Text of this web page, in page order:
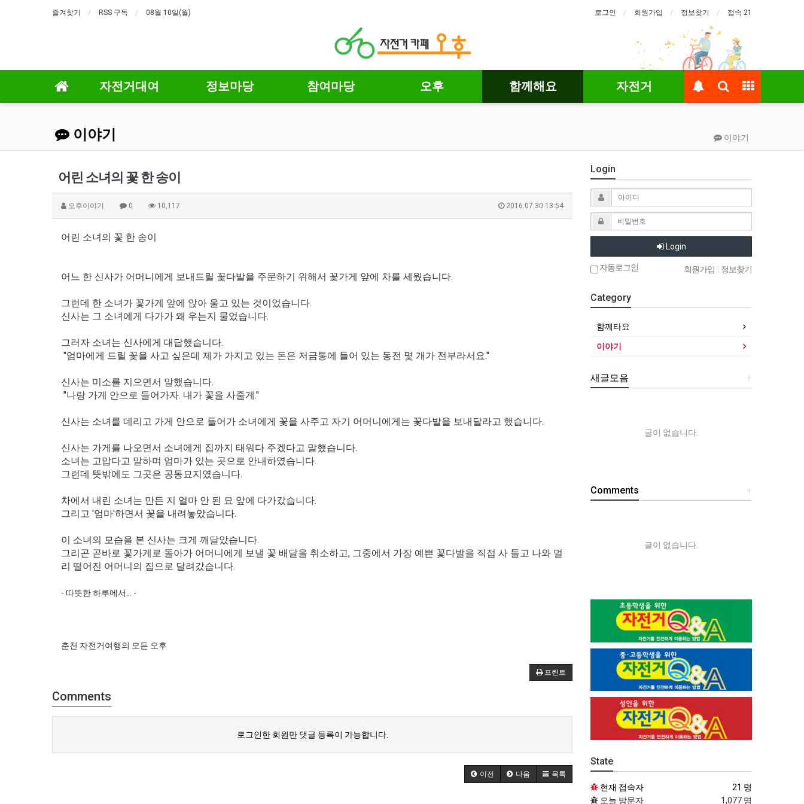
즐겨찾기 RSS 구독 08월 10일(월) 로그인 회원가입 정보찾기 접속 21
자전거대여 정보마당 참여마당 오후 함께해요 자전거
이야기 이야기
어린 소녀의 꽃 한 송이
오후이야기 0 10,117 2016.07.30 13:54
어린 소녀의 꽃 한 송이
어느 한 신사가 어머니에게 보내드릴 꽃다발을 주문하기 위해서 꽃가게 앞에 차를 세웠습니다.
그런데 한 소녀가 꽃가게 앞에 앉아 울고 있는 것이었습니다.
신사는 그 소녀에게 다가가 왜 우는지 물었습니다.
그러자 소녀는 신사에게 대답했습니다.
"엄마에게 드릴 꽃을 사고 싶은데 제가 가지고 있는 돈은 저금통에 들어 있는 동전 몇 개가 전부라서요."
신사는 미소를 지으면서 말했습니다.
"나랑 가게 안으로 들어가자. 내가 꽃을 사줄게."
신사는 소녀를 데리고 가게 안으로 들어가 소녀에게 꽃을 사주고 자기 어머니에게는 꽃다발을 보내달라고 했습니다.
신사는 가게를 나오면서 소녀에게 집까지 태워다 주겠다고 말했습니다.
소녀는 고맙다고 말하며 엄마가 있는 곳으로 안내하였습니다.
그런데 뜻밖에도 그곳은 공동묘지였습니다.
차에서 내린 소녀는 만든 지 얼마 안 된 묘 앞에 다가갔습니다.
그리고 '엄마'하면서 꽃을 내려놓았습니다.
이 소녀의 모습을 본 신사는 크게 깨달았습니다.
그리곤 곧바로 꽃가게로 돌아가 어머니에게 보낼 꽃 배달을 취소하고, 그중에서 가장 예쁜 꽃다발을 직접 사 들고 나와 멀
리 떨어진 어머니의 집으로 달려갔습니다.
- 따뜻한 하루에서... -
춘천 자전거여행의 모든 오후
프린트
Comments
로그인한 회원만 댓글 등록이 가능합니다.
이전 다음 목록
Login
Login
자동로그인 회원가입 정보찾기
Category
함께타요
이야기
+
새글모음
글이 없습니다.
+
Comments
글이 없습니다.
State
현재 접속자
21 명
오늘 방문자
1,077 명